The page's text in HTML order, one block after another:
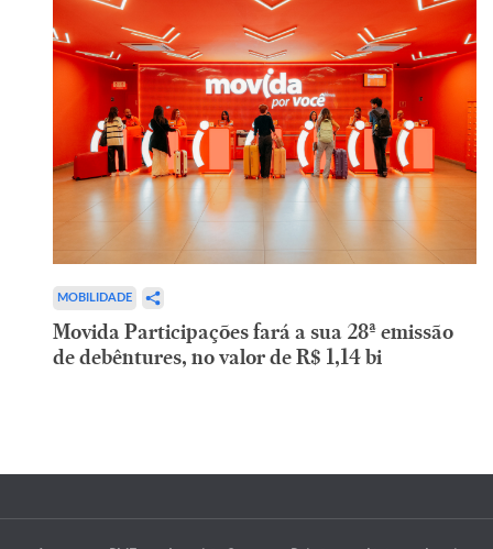
MOBILIDADE
Movida Participações fará a sua 28ª emissão
de debêntures, no valor de R$ 1,14 bi